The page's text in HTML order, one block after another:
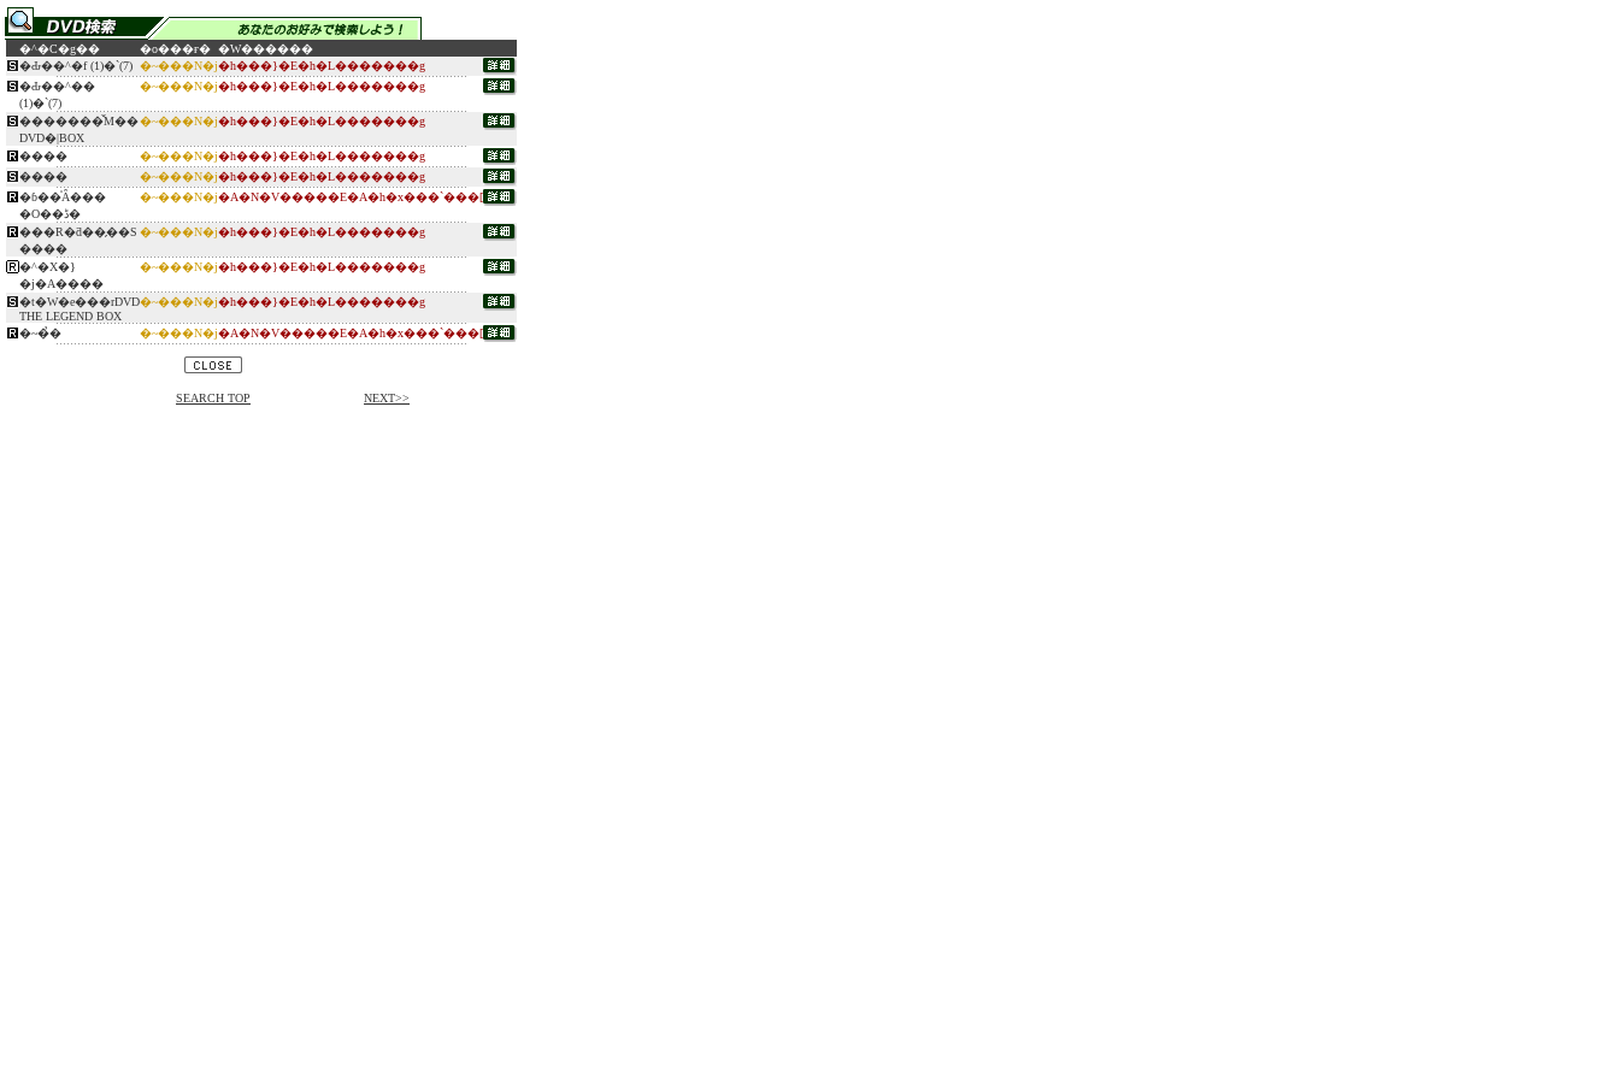
�^�C�g�� �o���ғ� �W������
�Ԃ��^�f (1)�`(7) �~���N�j�h���}�E�h�L�������g
�Ԃ��^��
(1)�`(7)
�~���N�j�h���}�E�h�L�������g
�������̌M��
DVD�|BOX
�~���N�j�h���}�E�h�L�������g
���� �~���N�j�h���}�E�h�L�������g
����
�~���N�j�h���}�E�h�L�������g
�ɓ��̍Ȃ���
�O��ڈ�
�~���N�j�A�N�V�����E�A�h�x���`���[
���R�ƌ��̗��S
����
�~���N�j�h���}�E�h�L�������g
�^�X�}
�j�A����
�~���N�j�h���}�E�h�L�������g
�t�W�e���rDVD
THE LEGEND BOX
�~���N�j�h���}�E�h�L�������g
�~�̉� �~���N�j�A�N�V�����E�A�h�x���`���[
SEARCH TOP NEXT>>